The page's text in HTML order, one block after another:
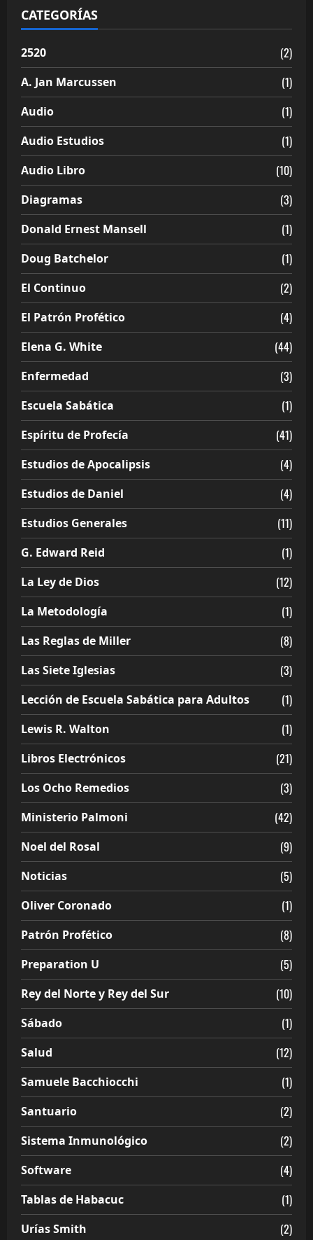
CATEGORÍAS
2520 (2)
A. Jan Marcussen (1)
Audio (1)
Audio Estudios (1)
Audio Libro (10)
Diagramas (3)
Donald Ernest Mansell (1)
Doug Batchelor (1)
El Continuo (2)
El Patrón Profético (4)
Elena G. White (44)
Enfermedad (3)
Escuela Sabática (1)
Espíritu de Profecía (41)
Estudios de Apocalipsis (4)
Estudios de Daniel (4)
Estudios Generales (11)
G. Edward Reid (1)
La Ley de Dios (12)
La Metodología (1)
Las Reglas de Miller (8)
Las Siete Iglesias (3)
Lección de Escuela Sabática para Adultos (1)
Lewis R. Walton (1)
Libros Electrónicos (21)
Los Ocho Remedios (3)
Ministerio Palmoni (42)
Noel del Rosal (9)
Noticias (5)
Oliver Coronado (1)
Patrón Profético (8)
Preparation U (5)
Rey del Norte y Rey del Sur (10)
Sábado (1)
Salud (12)
Samuele Bacchiocchi (1)
Santuario (2)
Sistema Inmunológico (2)
Software (4)
Tablas de Habacuc (1)
Urías Smith (2)